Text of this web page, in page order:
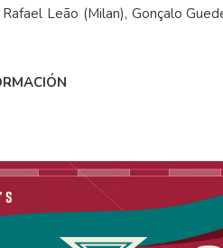
Rafael Leão (Milan), Gonçalo